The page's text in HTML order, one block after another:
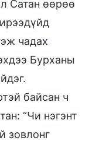
Сатан өөрөө
чадах
Бурханы
байсан ч
“Чи нэгэнт
зовлонг